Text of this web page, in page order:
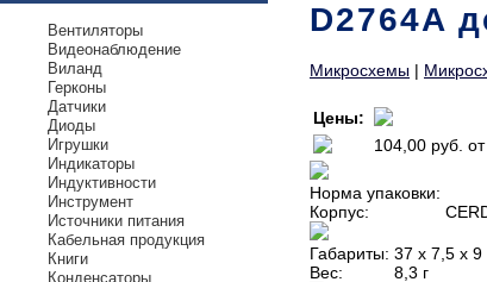
Вентиляторы
Видеонаблюдение
Виланд
Герконы
Датчики
Диоды
Игрушки
Индикаторы
Индуктивности
Инструмент
Источники питания
Кабельная продукция
Книги
Конденсаторы
D2764A
Микросхемы |
Цены:
104,00 руб.
Норма упаковки:
Корпус:
Габариты: 37 х 7,5 х
Вес:
8,3 г